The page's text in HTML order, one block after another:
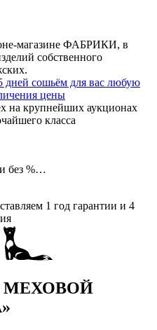
магазине ФАБРИКИ, в
собственного
дней сошьём для вас любую
цены
на крупнейших аукционах
класса
без %…
1 год гарантии и 4
МЕХОВОЙ